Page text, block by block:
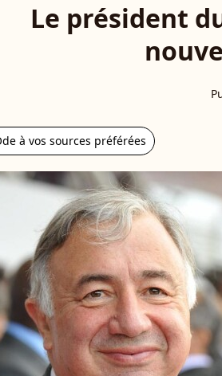
Le président
à vos sources préférées